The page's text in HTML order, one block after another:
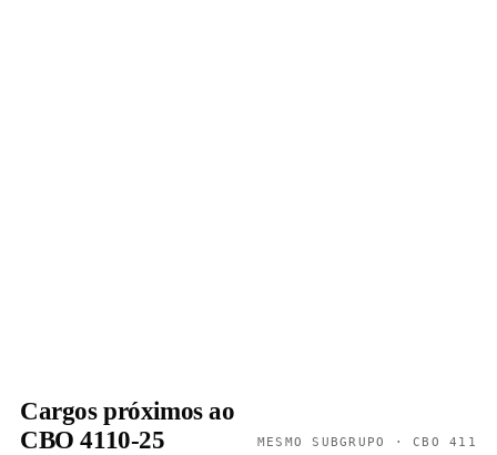
Cargos próximos ao
CBO 4110-25
MESMO SUBGRUPO · CBO 411